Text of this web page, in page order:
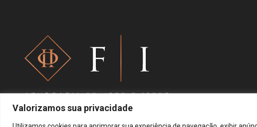
Valorizamos sua privacidade